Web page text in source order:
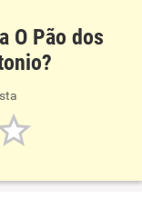
O Pão dos